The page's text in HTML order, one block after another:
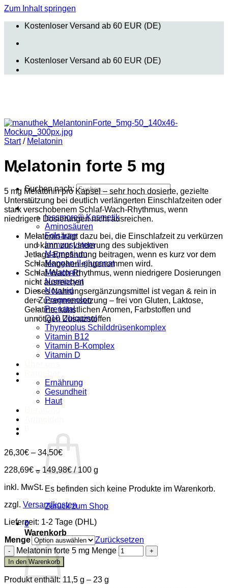
Zum Inhalt springen
Kostenloser Versand ab 60 EUR (DE)
Kostenloser Versand ab 60 EUR (DE)
Suchen nach:
Shop
lessmore® Kosmetik
Aminosäuren
Folsäure
Immunsystem
Magnesium
Mangan-II-gluconat
Melatonin
Normocyst
Novurid
Pregnenolon
Prenatal
Q10 Ubiquinol
Thyreoplus Schilddrüsenkomplex
Vitamin B12
Vitamin B-Komplex
Vitamin D
Ernährung
Gesundheit
Haut
Es befinden sich keine Produkte im Warenkorb.
Zurück zum Shop
0
Warenkorb
Start / Melatonin
Melatonin forte 5 mg
5 mg Melatonin pro Kapsel – sehr hoch dosierte, gezielte
Unterstützung bei deutlich verlängerten Einschlafzeiten oder
stark verschobenem Schlaf‑Wach‑Rhythmus, wenn
niedrigere Dosierungen nicht ausreichen.
Melatonin trägt dazu bei, die Einschlafzeit zu verkürzen
und kann zur Linderung des subjektiven
Jetlags‑Empfindung beitragen, wenn es kurz vor dem
Schlafengehen eingenommen wird.
Schlaf‑Wach‑Rhythmus, wenn niedrigere Dosierungen
nicht ausreichen
Dieses Nahrungsergänzungsmittel ist vegan & rein in
der Zusammensetzung – frei von Gluten, Laktose,
Gelatine, künstlichen Aromen, Farbstoffen und
unnötigen Zusatzstoffen
26,30€ – 34,50€
228,69€ – 149,98€/100 g
inkl. MwSt.
zzgl. Versandkosten
Lieferzeit: 1-2 Tage (DHL)
Menge
Zurücksetzen
Melatonin forte 5 mg Menge
In den Warenkorb
Produkt enthält: 11,5 g – 23 g